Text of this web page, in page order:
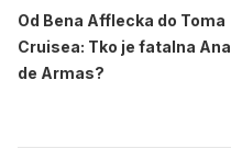
Od Bena Afflecka do Toma
Cruisea: Tko je fatalna Ana
de Armas?